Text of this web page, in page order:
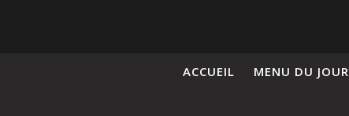
ACCUEIL MENU DU JOUR